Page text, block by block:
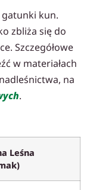
gatunki kun.
zbliża się do
Szczegółowe
w materiałach
na
.
Leśna